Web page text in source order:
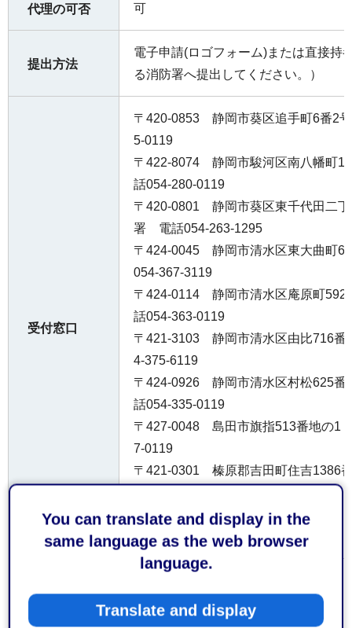
You can translate and display in the
same language as the web browser
language.
Translate and display
代理の可否 可
提出方法
電子申請(ロゴフォーム)または直接持
る消防署へ提出してください。）
受付窓口
〒420-0853 静岡市葵区追手町6番
5-0119
〒422-8074 静岡市駿河区南八幡町
話054-280-0119
〒420-0801 静岡市葵区東千代田二
署 電話054-263-1295
〒424-0045 静岡市清水区東大曲町
054-367-3119
〒424-0114 静岡市清水区庵原町
話054-363-0119
〒421-3103 静岡市清水区由比716
4-375-6119
〒424-0926 静岡市清水区村松625
話054-335-0119
〒427-0048 島田市旗指513番地の
7-0119
〒421-0301 榛原郡吉田町住吉
〒421-0523 牧之原市波津191番地
-53-0119
いただくも
の